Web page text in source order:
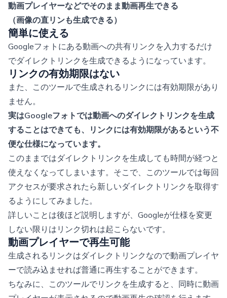
動画プレイヤーなどでそのまま動画再生できる
（画像の直リンも生成できる）
簡単に使える
Googleフォトにある動画への共有リンクを入力するだけ
でダイレクトリンクを生成できるようになっています。
リンクの有効期限はない
また、このツールで生成されるリンクには有効期限があり
ません。
実はGoogleフォトでは動画へのダイレクトリンクを生成
することはできても、リンクには有効期限があるという不
便な仕様になっています。
このままではダイレクトリンクを生成しても時間が経つと
使えなくなってしまいます。そこで、このツールでは毎回
アクセスが要求されたら新しいダイレクトリンクを取得す
るようにしてみました。
詳しいことは後ほど説明しますが、Googleが仕様を変更
しない限りはリンク切れは起こらないです。
動画プレイヤーで再生可能
生成されるリンクはダイレクトリンクなので動画プレイヤ
ーで読み込ませれば普通に再生することができます。
ちなみに、このツールでリンクを生成すると、同時に動画